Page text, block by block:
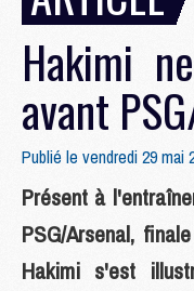
Hakimi
avant
Publié le vendredi 29 mai
Présent à
PSG/Arsenal,
Hakimi s'est